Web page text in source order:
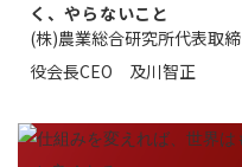
く、やらないこと
(株)農業総合研究所代表取締
役会長CEO 及川智正